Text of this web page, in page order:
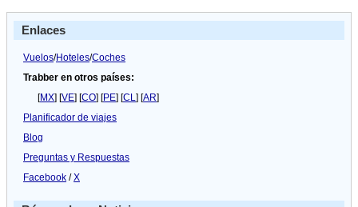
Enlaces
Vuelos/Hoteles/Coches
Trabber en otros países:
[MX] [VE] [CO] [PE] [CL] [AR]
Planificador de viajes
Blog
Preguntas y Respuestas
Facebook /X